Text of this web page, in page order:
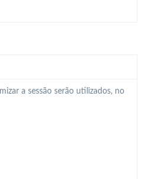
a sessão serão utilizados, no